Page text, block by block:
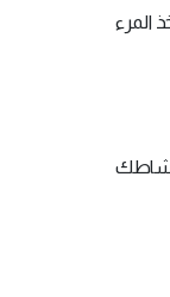
المرء
نشاطك